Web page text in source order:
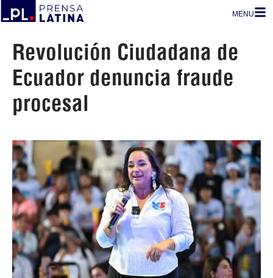
MENU
Revolución Ciudadana de
Ecuador denuncia fraude
procesal